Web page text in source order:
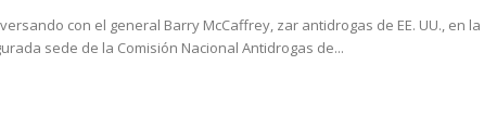
con el general Barry McCaffrey, zar antidrogas de EE. UU., en la
sede de la Comisión Nacional Antidrogas de...